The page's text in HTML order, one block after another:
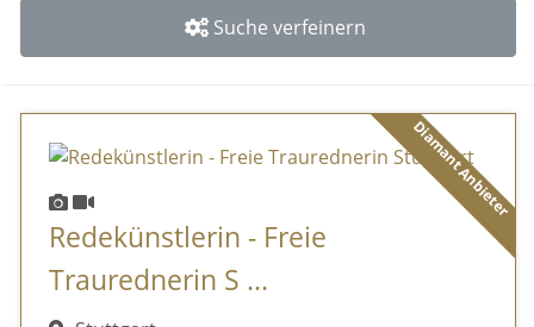
Suche verfeinern
Diamant Anbieter
Redekünstlerin - Freie
Traurednerin S ...